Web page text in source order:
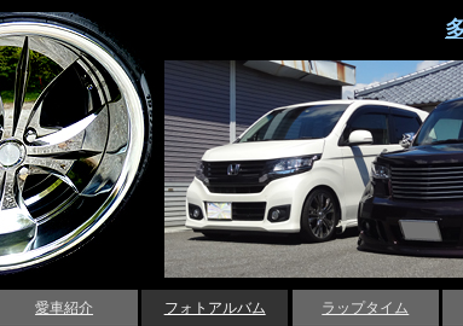
愛車紹介 フォトアルバム ラップタイム